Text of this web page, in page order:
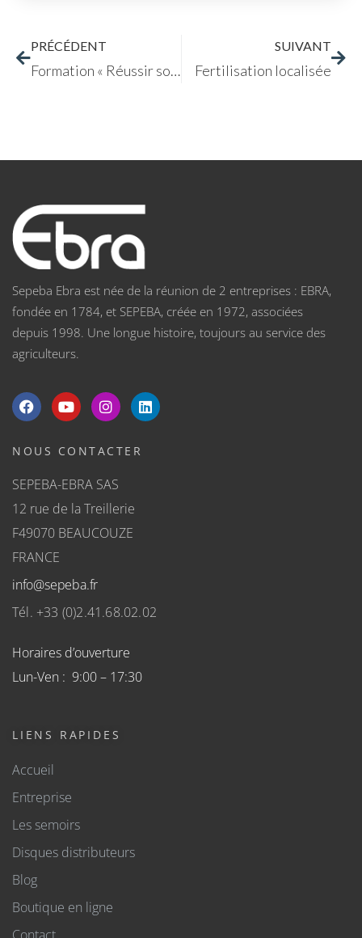
PRÉCÉDENT
Formation « Réussir son installation en Maraîchage Sol Vivant »
SUIVANT
Fertilisation localisée
Sepeba Ebra est née de la réunion de 2 entreprises : EBRA,
fondée en 1784, et SEPEBA, créée en 1972, associées
depuis 1998. Une longue histoire, toujours au service des
agriculteurs.
NOUS CONTACTER
SEPEBA-EBRA SAS
12 rue de la Treillerie
F49070 BEAUCOUZE
FRANCE
info@sepeba.fr
Tél. +33 (0)2.41.68.02.02
Horaires d’ouverture
Lun-Ven : 9:00 – 17:30
LIENS RAPIDES
Accueil
Entreprise
Les semoirs
Disques distributeurs
Blog
Boutique en ligne